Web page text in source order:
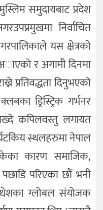
समुदायबाट प्रदेश
निर्वाचित
यस क्षेत्रकाे
अाएकाे र अगामी दिनमा
प्रतिवद्धता दिनुभएकाे
ड्रिस्ट्रिक गर्भनर
कपिलवस्तु लगायत
स्थलहरुमा नेपाल
कारण समाजिक,
परिएका छाैं भनी
ग्लाेबल संयाेजक